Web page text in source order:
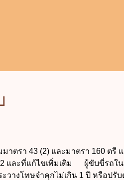
ตรา 43 (2) และมาตรา 160 ตรี
และที่แก้ไขเพิ่มเติม ผู้ขับขี่รถใ
วางโทษจำคุกไม่เกิน 1 ปี หรือปรับ